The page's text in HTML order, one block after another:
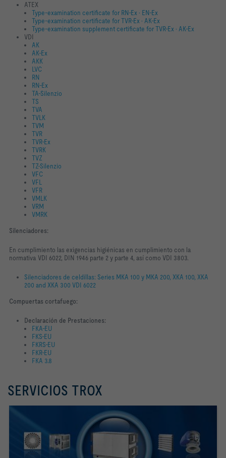
ATEX
Type-examination certificate for RN-Ex · EN-Ex
Type-examination certificate for TVR-Ex · AK-Ex
Type-examination supplement certificate for TVR-Ex · AK-Ex
VDI
AK
AK-Ex
AKK
LVC
RN
RN-Ex
TA-Silenzio
TS
TVA
TVLK
TVM
TVR
TVR-Ex
TVRK
TVZ
TZ-Silenzio
VFC
VFL
VFR
VMLK
VRM
VMRK
Silenciadores:
En cumplimiento las exigencias higiénicas en cumplimiento con la
normativa VDI 6022, DIN 1946 parte 2 y parte 4, así como VDI 3803.
Silenciadores de celdillas: Series MKA 100 y MKA 200, XKA 100, XKA
200 and XKA 300 VDI 6022
Compuertas cortafuego:
Declaración de Prestaciones:
FKA-EU
FKS-EU
FKRS-EU
FKR-EU
FKA 3.8
SERVICIOS TROX